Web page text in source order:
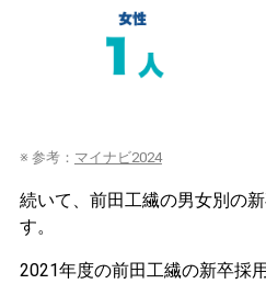
※ 参考： マイナビ2024
続いて、前田工繊の男女別の
す。
2021年度の前田工繊の新卒採用